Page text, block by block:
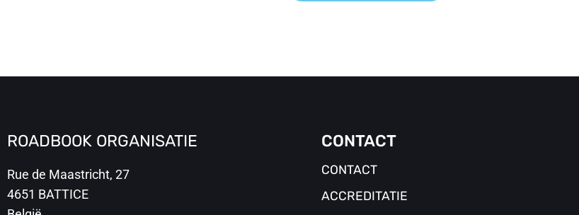
ROADBOOK ORGANISATIE
Rue de Maastricht, 27
4651 BATTICE
CONTACT
CONTACT
ACCREDITATIE